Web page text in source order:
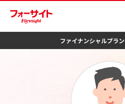
ファイナンシャルプラ